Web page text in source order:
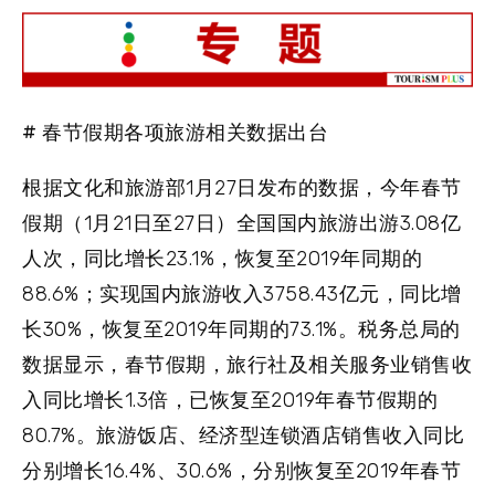
# 春节假期各项旅游相关数据出台
根据文化和旅游部1月27日发布的数据，今年春节
假期（1月21日至27日）全国国内旅游出游3.08亿
人次，同比增长23.1%，恢复至2019年同期的
88.6%；实现国内旅游收入3758.43亿元，同比增
长30%，恢复至2019年同期的73.1%。税务总局的
数据显示，春节假期，旅行社及相关服务业销售收
入同比增长1.3倍，已恢复至2019年春节假期的
80.7%。旅游饭店、经济型连锁酒店销售收入同比
分别增长16.4%、30.6%，分别恢复至2019年春节